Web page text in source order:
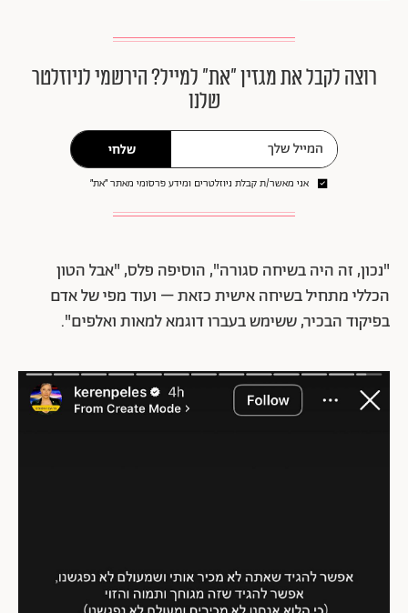
רוצה לקבל את מגזין ״את״ למייל? הירשמי לניוזלטר
שלנו
שלחי
אני מאשר/ת קבלת ניוזלטרים ומידע פרסומי מאתר ״את״
"נכון, זה היה בשיחה סגורה", הוסיפה פלס, "אבל הטון
הכללי מתחיל בשיחה אישית כזאת – ועוד מפי של אדם
בפיקוד הבכיר, ששימש בעברו דוגמא למאות ואלפים".